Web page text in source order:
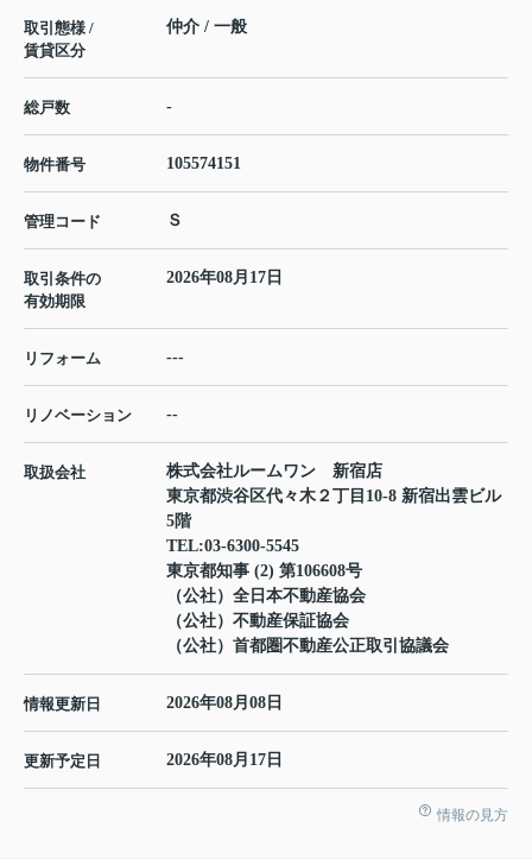
取引態様 /
賃貸区分
仲介 / 一般
総戸数 -
物件番号 105574151
管理コード Ｓ
取引条件の
有効期限
2026年08月17日
リフォーム ---
リノベーション --
取扱会社
株式会社ルームワン 新宿店
東京都渋谷区代々木２丁目10-8 新宿出雲ビル
5階
TEL:03-6300-5545
東京都知事 (2) 第106608号
（公社）全日本不動産協会
（公社）不動産保証協会
（公社）首都圏不動産公正取引協議会
情報更新日 2026年08月08日
更新予定日 2026年08月17日
情報の見方